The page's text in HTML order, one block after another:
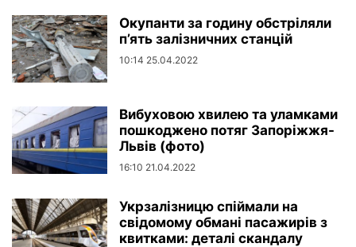
Окупанти за годину обстріляли
п’ять залізничних станцій
10:14 25.04.2022
Вибуховою хвилею та уламками
пошкоджено потяг Запоріжжя-
Львів (фото)
16:10 21.04.2022
Укрзалізницю спіймали на
свідомому обмані пасажирів з
квитками: деталі скандалу